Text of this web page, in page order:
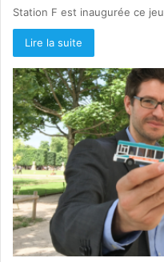
Station F est inaugurée ce
Lire la suite